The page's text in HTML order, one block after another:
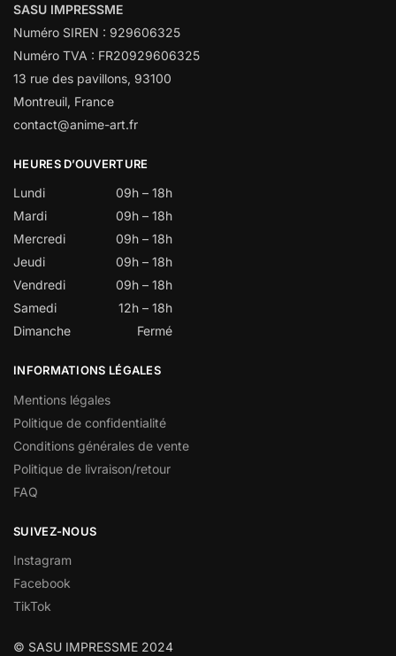
SASU IMPRESSME
Numéro SIREN : 929606325
Numéro TVA : FR20929606325
13 rue des pavillons, 93100
Montreuil, France
contact@anime-art.fr
HEURES D’OUVERTURE
Lundi
09h – 18h
Mardi
09h – 18h
Mercredi
09h – 18h
Jeudi
09h – 18h
Vendredi
09h – 18h
Samedi
12h – 18h
Dimanche
Fermé
INFORMATIONS LÉGALES
Mentions légales
Politique de confidentialité
Conditions générales de vente
Politique de livraison/retour
FAQ
SUIVEZ-NOUS
Instagram
Facebook
TikTok
© SASU IMPRESSME 2024